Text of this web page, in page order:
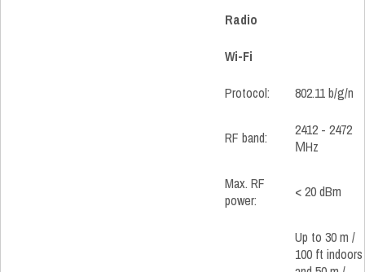
Radio
Wi-Fi
Protocol: 802.11 b/g/n
RF band:
2412 - 2472
МHz
Max. RF
power:
< 20 dBm
Up to 30 m /
100 ft indoors